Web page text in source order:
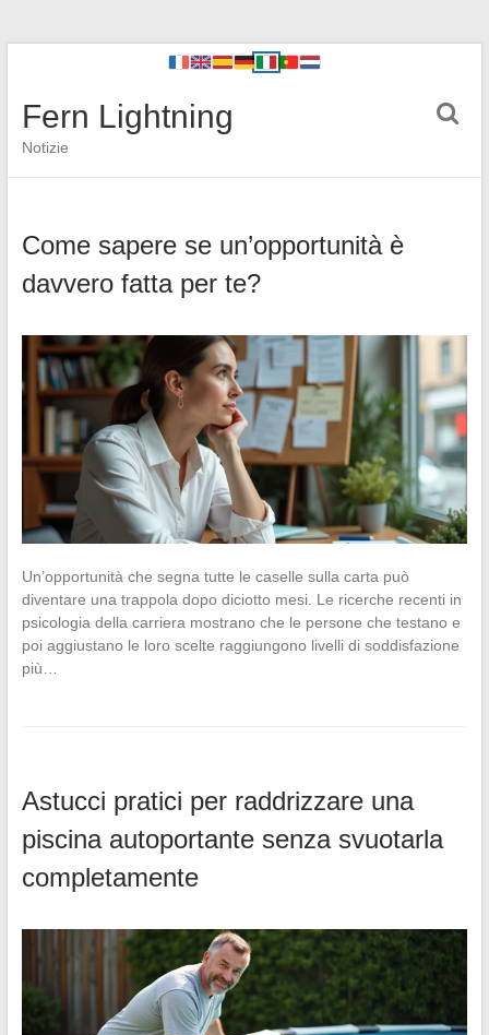
Fern Lightning
Notizie
Come sapere se un’opportunità è
davvero fatta per te?
Un’opportunità che segna tutte le caselle sulla carta può
diventare una trappola dopo diciotto mesi. Le ricerche recenti in
psicologia della carriera mostrano che le persone che testano e
poi aggiustano le loro scelte raggiungono livelli di soddisfazione
più…
Astucci pratici per raddrizzare una
piscina autoportante senza svuotarla
completamente